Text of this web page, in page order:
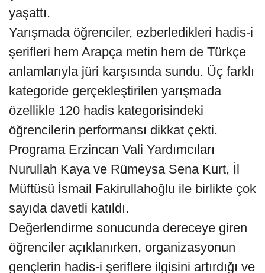
yaşattı.
Yarışmada öğrenciler, ezberledikleri hadis-i
şerifleri hem Arapça metin hem de Türkçe
anlamlarıyla jüri karşısında sundu. Üç farklı
kategoride gerçekleştirilen yarışmada
özellikle 120 hadis kategorisindeki
öğrencilerin performansı dikkat çekti.
Programa Erzincan Vali Yardımcıları
Nurullah Kaya ve Rümeysa Sena Kurt, İl
Müftüsü İsmail Fakirullahoğlu ile birlikte çok
sayıda davetli katıldı.
Değerlendirme sonucunda dereceye giren
öğrenciler açıklanırken, organizasyonun
gençlerin hadis-i şeriflere ilgisini artırdığı ve